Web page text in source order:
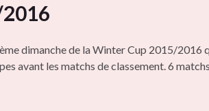
dimanche de la Winter Cup 2015/2016
avant les matchs de classement. 6